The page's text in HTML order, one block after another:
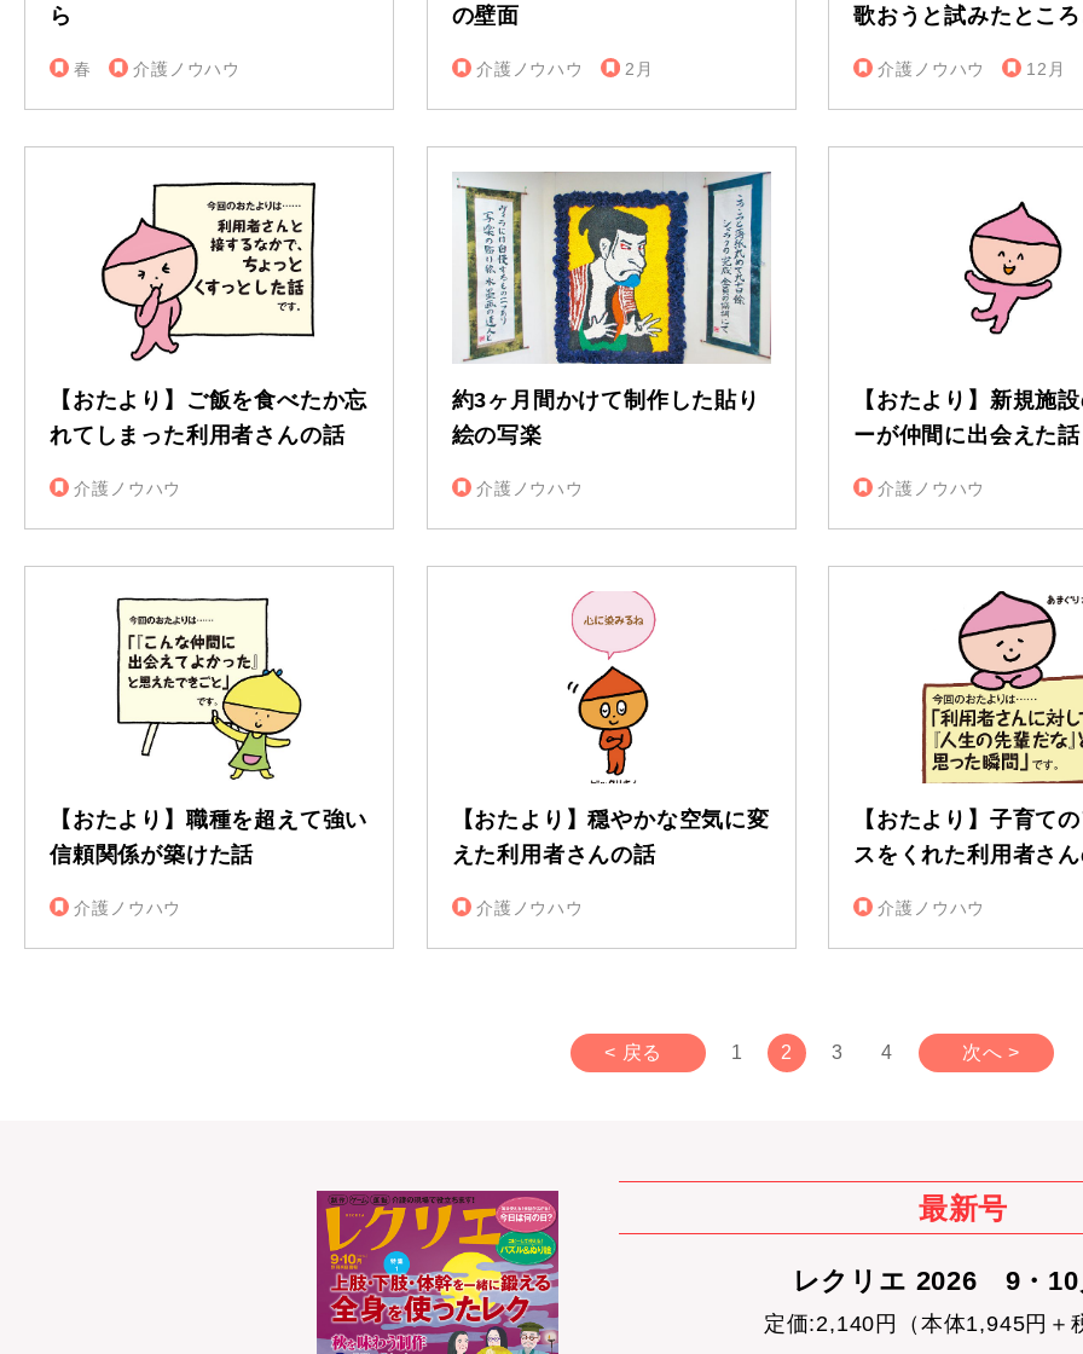
ら
春 介護ノウハウ
の壁面
介護ノウハウ 2月
歌おうと試みたとこ
介護ノウハウ 12月
【おたより】ご飯を食べたか忘
れてしまった利用者さんの話
介護ノウハウ
約3ヶ月間かけて制作した貼り
絵の写楽
介護ノウハウ
【おたより】新規施
ーが仲間に出会えた話
介護ノウハウ
【おたより】職種を超えて強い
信頼関係が築けた話
介護ノウハウ
【おたより】穏やかな空気に変
えた利用者さんの話
介護ノウハウ
【おたより】子育て
スをくれた利用者さ
介護ノウハウ
< 戻る 1 2 3 4 次へ >
最新号
レクリエ 2026 9・10
定価:2,140円（本体1,945円＋